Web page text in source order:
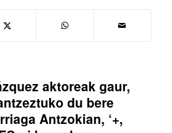
aktoreak gaur,
du bere
Antzokian, ‘+,